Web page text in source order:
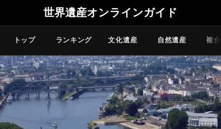
世界遺産オンラインガイド
トップ ランキング 文化遺産 自然遺産 複